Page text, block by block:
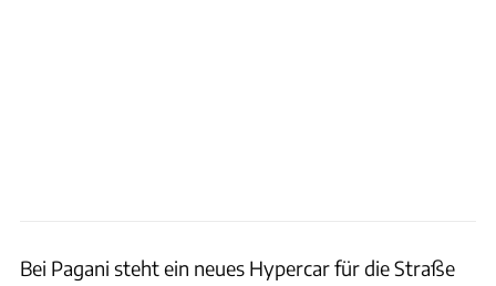
Bei Pagani steht ein neues Hypercar für die Straße